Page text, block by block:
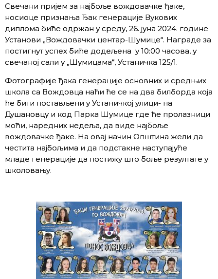
Свечани пријем за најбоље вождовачке ђаке,
носиоце признања Ђак генерације Вукових
диплома биће одржан у среду, 26. јуна 2024. године
Установи „Вождовачки центар-Шумице“. Награде за
постигнут успех биће додељена у 10:00 часова, у
свечаној сали у „Шумицама“, Устаничка 125/1.
Фотографије ђака генерације основних и средњих
школа са Вождовца наћи ће се на два билборда која
ће бити постављени у Устаничкој улици- на
Душановцу и код Парка Шумице где ће пролазници
моћи, наредних недеља, да виде најбоље
вождовачке ђаке. На овај начин Општина жели да
честита најбољима и да подстакне наступајуће
младе генерације да постижу што боље резултате у
школовању.